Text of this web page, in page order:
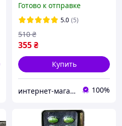
Мужские таблетки виагра
для потенции с алкоголем
совместимые
Готово к отправке
5.0 (5)
355₴
510 ₴
Купить
интернет-магазин "Светлячок" 100%